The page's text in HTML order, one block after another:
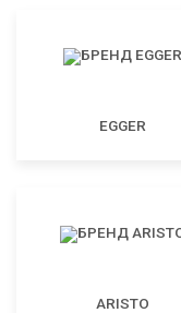
EGGER
ARISTO